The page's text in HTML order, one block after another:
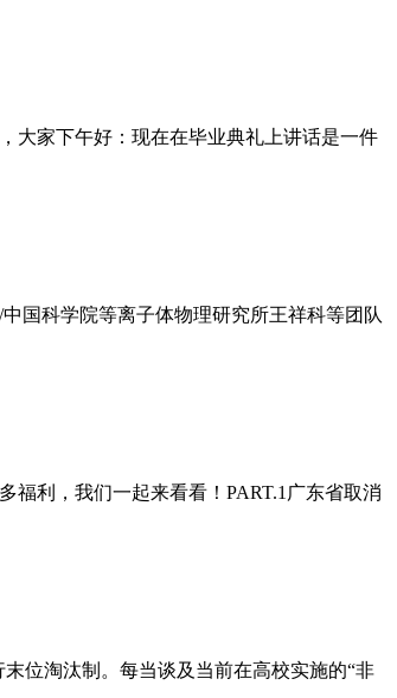
大家下午好：现在在毕业典礼上讲话是一件
国科学院等离子体物理研究所王祥科等团队
福利，我们一起来看看！PART.1广东省取消
位淘汰制。每当谈及当前在高校实施的“非